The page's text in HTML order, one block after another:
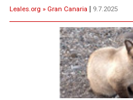
Leales.org » Gran Canaria | 9.7.2025